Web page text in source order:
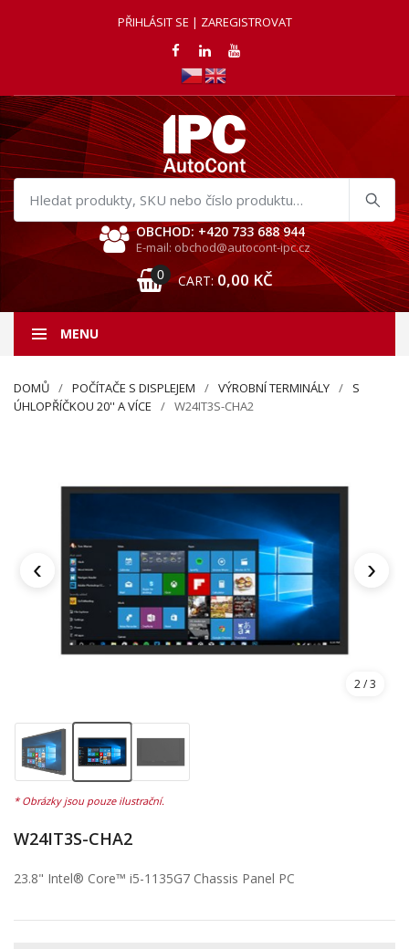
PŘIHLÁSIT SE | ZAREGISTROVAT
Hledat
produkty
OBCHOD: +420 733 688 944
E-mail: obchod@autocont-ipc.cz
0 CART: 0,00 KČ
MENU
DOMŮ POČÍTAČE S DISPLEJEM VÝROBNÍ TERMINÁLY
S
ÚHLOPŘÍČKOU 20'' A VÍCE
W24IT3S-CHA2
‹ ›
3/ 3
W24IT3S-CHA2
23.8" Intel® Core™ i5-1135G7 Chassis Panel PC